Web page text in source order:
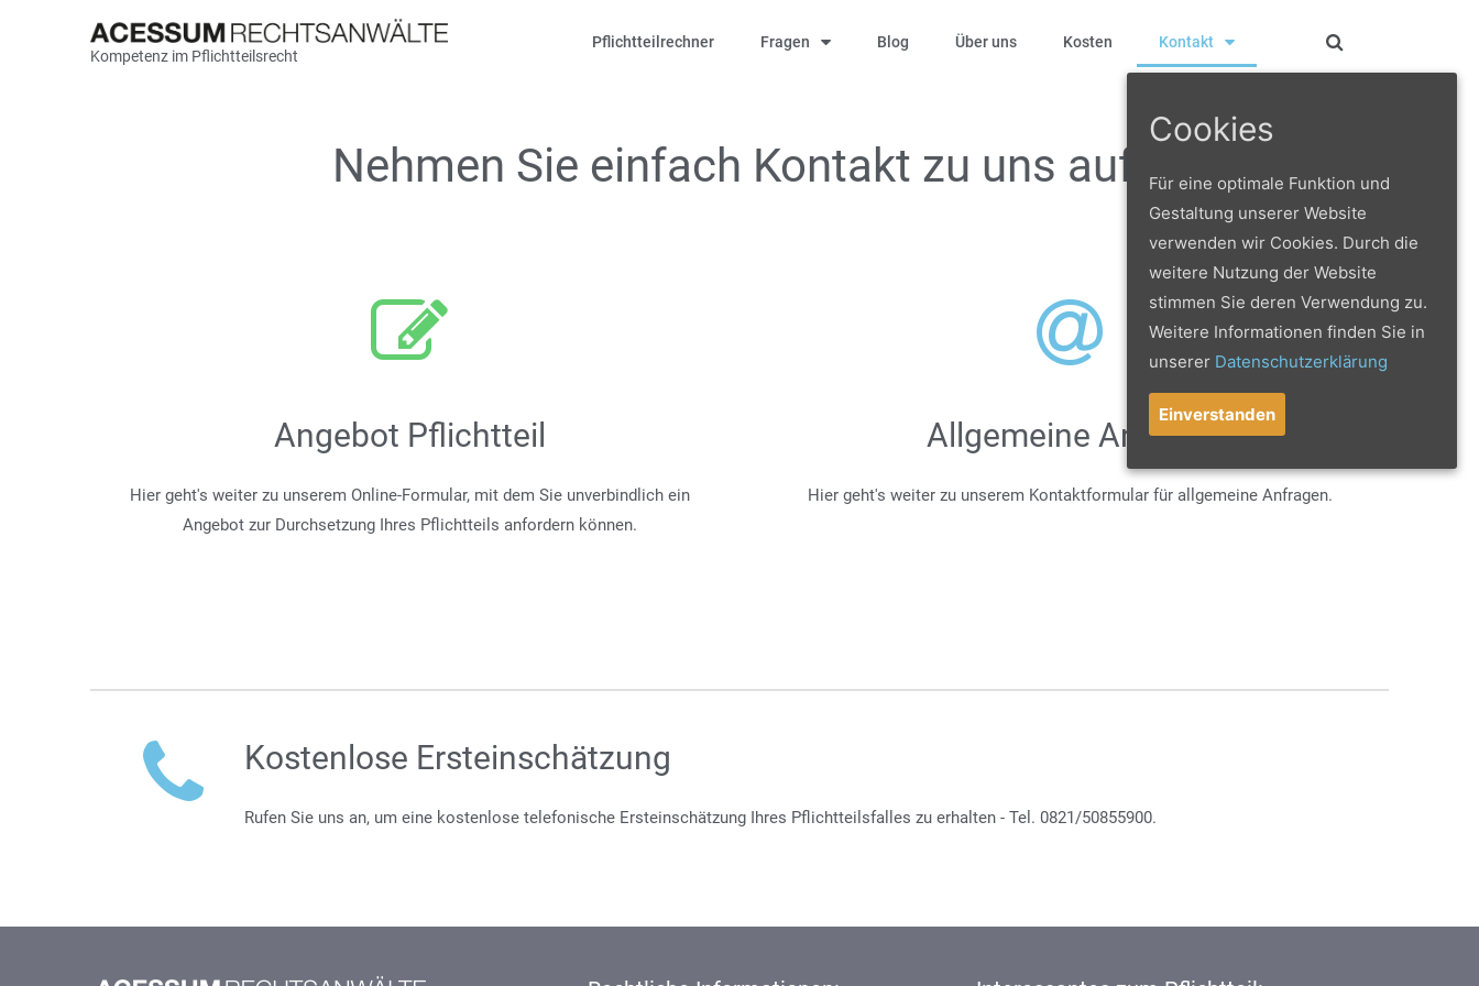
Kompetenz im Pflichtteilsrecht
Pflichtteilrechner Fragen Blog Über uns Kosten Kontakt
Nehmen Sie einfach Kontakt zu uns auf!
Angebot Pflichtteil
Hier geht's weiter zu unserem Online-Formular, mit dem Sie unverbindlich ein
Angebot zur Durchsetzung Ihres Pflichtteils anfordern können.
Allgemeine Anfrage
Hier geht's weiter zu unserem Kontaktformular für allgemeine Anfragen.
Kostenlose Ersteinschätzung
Rufen Sie uns an, um eine kostenlose telefonische Ersteinschätzung Ihres Pflichtteilsfalles zu erhalten - Tel. 0821/50855900.
Cookies
Für eine optimale Funktion und
Gestaltung unserer Website
verwenden wir Cookies. Durch die
weitere Nutzung der Website
stimmen Sie deren Verwendung zu.
Weitere Informationen finden Sie in
unserer Datenschutzerklärung
Einverstanden